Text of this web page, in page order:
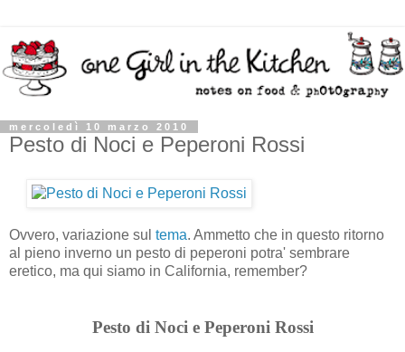
mercoledì 10 marzo 2010
Pesto di Noci e Peperoni Rossi
Ovvero, variazione sul tema. Ammetto che in questo ritorno
al pieno inverno un pesto di peperoni potra' sembrare
eretico, ma qui siamo in California, remember?
Pesto di Noci e Peperoni Rossi